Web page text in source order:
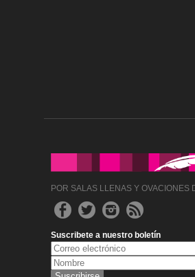
POR SALAS LLENAS Y OVACIONES
Suscribete a nuestro boletín